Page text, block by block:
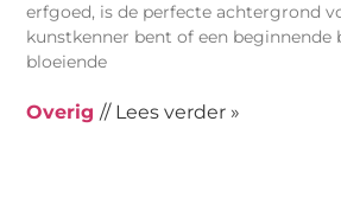
erfgoed, is de perfecte achtergrond
kunstkenner bent of een
bloeiende
Overig // Lees verder »